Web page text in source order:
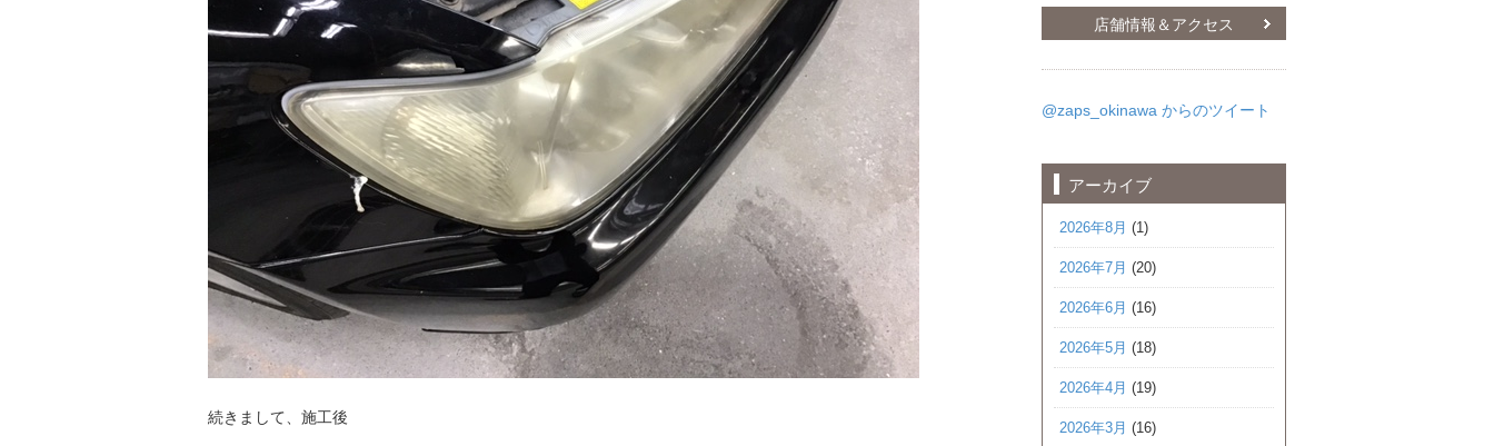
続きまして、施工後
店舗情報＆アクセス
@zaps_okinawa からのツイート
アーカイブ
2026年8月 (1)
2026年7月 (20)
2026年6月 (16)
2026年5月 (18)
2026年4月 (19)
2026年3月 (16)